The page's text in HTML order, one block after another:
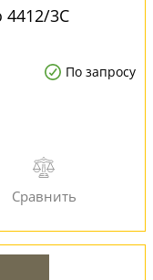
3C
По запросу